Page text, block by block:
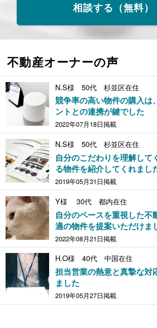
相談する（無料）
不動産オーナーの声
N.S様 50代 杉並区在住
競争率の高い物件の購入は
ントとの連携が鍵でした
2022年07月18日掲載
N.S様 50代 杉並区在住
自分のこだわりを理解して
る物件を紹介してくれまし
2019年05月31日掲載
Y様 30代 都内在住
自分のペースを重視した不
適の物件を提案いただけま
2022年08月21日掲載
H.O様 40代 中国在住
担当営業の熱意と真摯な対
ました
2019年05月27日掲載